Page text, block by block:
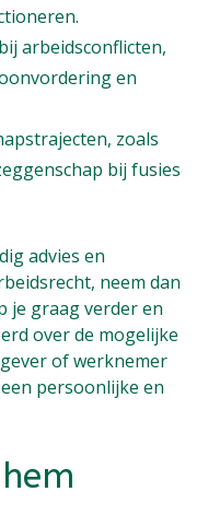
arbeidsconflicten,
en
zoals
bij fusies
advies en
neem dan
je graag verder en
over de mogelijke
of werknemer
persoonlijke en